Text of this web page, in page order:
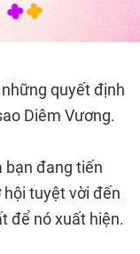
quyết định
Diêm Vương.
bạn đang tiến
tuyệt vời đến
để nó xuất hiện.